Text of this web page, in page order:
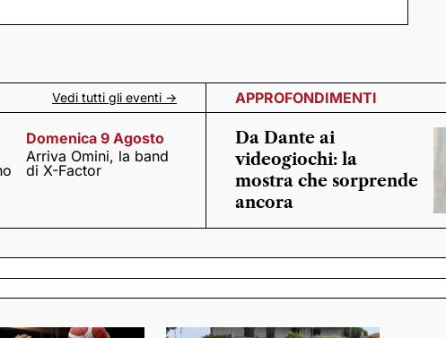
Vedi tutti gli eventi ->
Domenica 9 Agosto
Arriva Omini, la band
di X-Factor
APPROFONDIMENTI
Da Dante ai
videogiochi: la
mostra che sorprende
ancora